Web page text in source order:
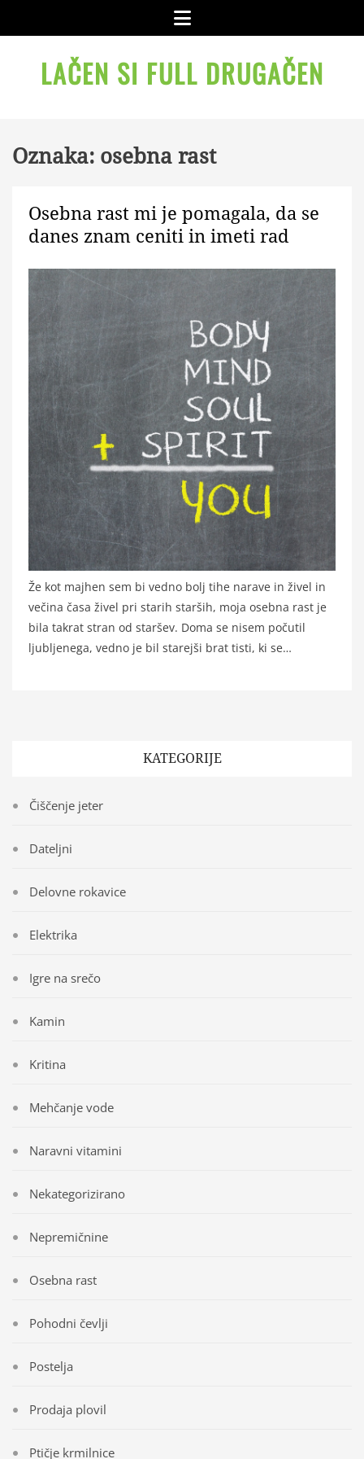
Menu
LAČEN SI FULL DRUGAČEN
Oznaka: osebna rast
Osebna rast mi je pomagala, da se
danes znam ceniti in imeti rad
Že kot majhen sem bi vedno bolj tihe narave in živel in
večina časa živel pri starih starših, moja osebna rast je
bila takrat stran od staršev. Doma se nisem počutil
ljubljenega, vedno je bil starejši brat tisti, ki se…
KATEGORIJE
Čiščenje jeter
Dateljni
Delovne rokavice
Elektrika
Igre na srečo
Kamin
Kritina
Mehčanje vode
Naravni vitamini
Nekategorizirano
Nepremičnine
Osebna rast
Pohodni čevlji
Postelja
Prodaja plovil
Ptičje krmilnice